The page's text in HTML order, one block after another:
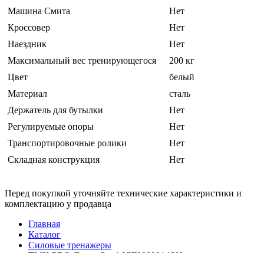
Машина Смита
Нет
Кроссовер
Нет
Наездник
Нет
Максимальный вес тренирующегося
200 кг
Цвет
белый
Материал
сталь
Держатель для бутылки
Нет
Регулируемые опоры
Нет
Транспортировочные ролики
Нет
Складная конструкция
Нет
Перед покупкой уточняйте технические характеристики и
комплектацию у продавца
Главная
Каталог
Силовые тренажеры